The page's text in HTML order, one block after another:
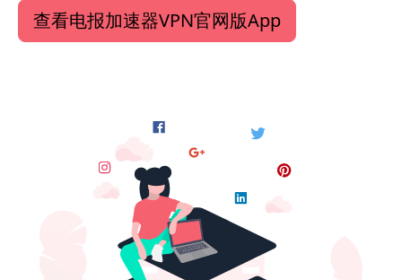
查看电报加速器VPN官网版App